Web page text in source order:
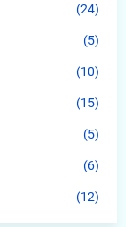
(24)
(5)
(10)
(15)
(5)
(6)
(12)